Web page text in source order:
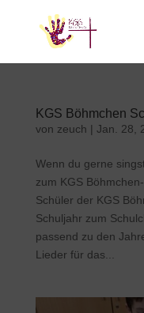
KGS Böhmchen
von zeuch | Jan. 28,
Wenn du gerne
zum KGS
Schüler der KGS
Schuljahr zum
passend zu den
Lieder für das...